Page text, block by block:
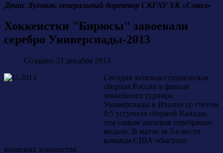
Денис Луговик, генеральный директор СКГАУ ХК «Сокол»
Хоккеистки "Бирюсы" завоевали
серебро Универсиады-2013
Создано: 21 декабря 2013
Сегодня женская студенческая
сборная России в финале
хоккейного турнира
Универсиады в Италии со счетом
0:5 уступила сборной Канады,
тем самым завоевав серебряные
медали. В матче за 3-е место
команда США обыграла
японских хоккеисток.